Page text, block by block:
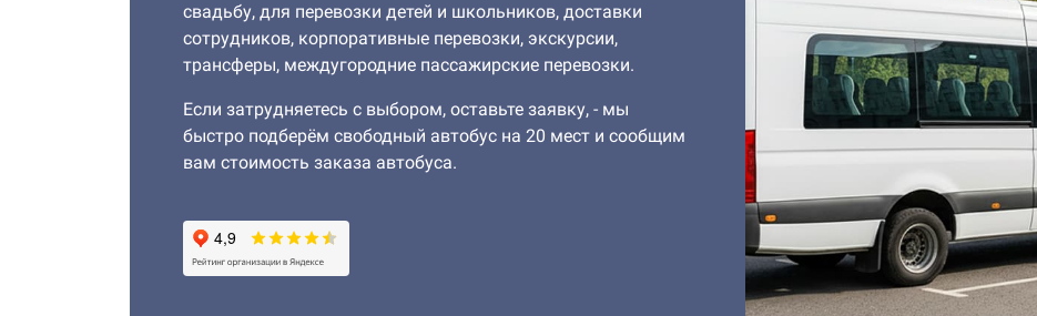
свадьбу, для перевозки детей и школьников, доставки
сотрудников, корпоративные перевозки, экскурсии,
трансферы, междугородние пассажирские перевозки.
Если затрудняетесь с выбором, оставьте заявку, - мы
быстро подберём свободный автобус на 20 мест и сообщим
вам стоимость заказа автобуса.